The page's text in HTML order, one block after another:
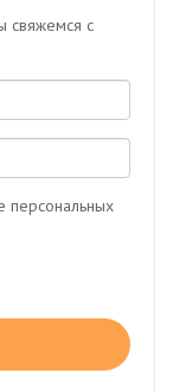
свяжемся с
персональных